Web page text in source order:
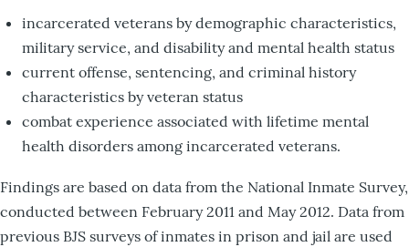
incarcerated veterans by demographic characteristics,
military service, and disability and mental health status
current offense, sentencing, and criminal history
characteristics by veteran status
combat experience associated with lifetime mental
health disorders among incarcerated veterans.
Findings are based on data from the National Inmate Survey,
conducted between February 2011 and May 2012. Data from
previous BJS surveys of inmates in prison and jail are used